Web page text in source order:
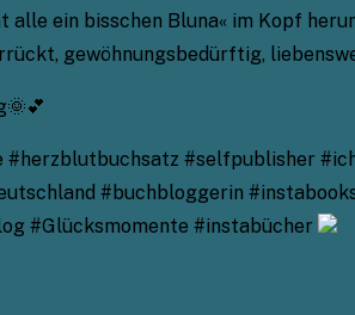
ein bisschen Bluna« im Kopf
gewöhnungsbedürftig,
#selfpublisher
#buchbloggerin
#Glücksmomente #instabücher